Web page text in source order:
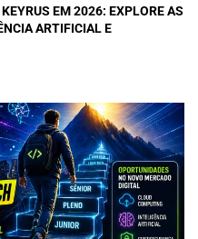
EM 2026: EXPLORE AS
ARTIFICIAL E